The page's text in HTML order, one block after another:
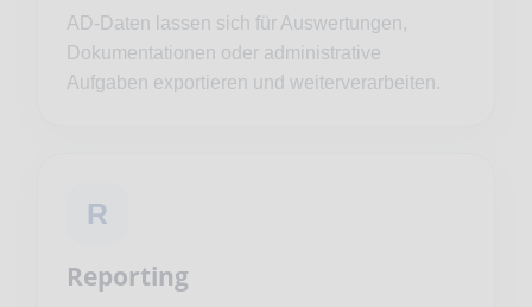
AD-Daten lassen sich für Auswertungen,
Dokumentationen oder administrative
Aufgaben exportieren und weiterverarbeiten.
R
Reporting